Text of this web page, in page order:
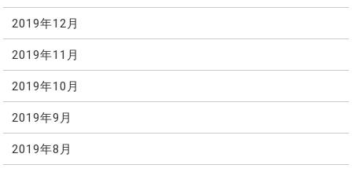
2019年12月
2019年11月
2019年10月
2019年9月
2019年8月